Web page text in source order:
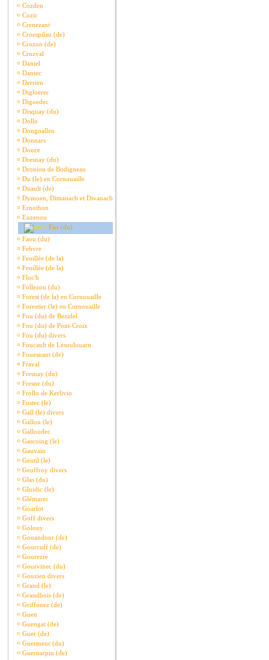
¤ Cozden
¤ Cozic
¤ Crenezant
¤ Croespilau (de)
¤ Crozon (de)
¤ Crozval
¤ Daniel
¤ Dantec
¤ Derrien
¤ Digloerec
¤ Digoedec
¤ Disquay (du)
¤ Dollo
¤ Dongoallen
¤ Donnars
¤ Douce
¤ Dresnay (du)
¤ Droniou de Bodigneau
¤ Du (le) en Cornouaille
¤ Duault (de)
¤ Dymoen, Dimanach et Divanach
¤ Ernothon
¤ Euzenou
Fao (du)
¤ Faou (du)
¤ Febvre
¤ Feuillée (de la)
¤ Feuillée (de la)
¤ Floc'h
¤ Follezou (du)
¤ Forest (de la) en Cornouaille
¤ Forestier (le) en Cornouaille
¤ Fou (du) de Bezidel
¤ Fou (du) de Pont-Croix
¤ Fou (du) divers
¤ Foucault de Lesoulouarn
¤ Fouesnant (de)
¤ Fraval
¤ Fresnay (du)
¤ Fresne (du)
¤ Frollo de Kerlivio
¤ Fustec (le)
¤ Gall (le) divers
¤ Gallou (le)
¤ Galloudec
¤ Gascoing (le)
¤ Gauvain
¤ Gentil (le)
¤ Geoffroy divers
¤ Glas (du)
¤ Gluidic (le)
¤ Glémarec
¤ Goarlot
¤ Goff divers
¤ Golouy
¤ Gouandour (de)
¤ Gourcuff (de)
¤ Gourezre
¤ Gourvinec (du)
¤ Gouzien divers
¤ Grand (le)
¤ Grandbois (de)
¤ Griffonez (de)
¤ Guen
¤ Guengat (de)
¤ Guer (de)
¤ Guermeur (du)
¤ Guernarpin (de)